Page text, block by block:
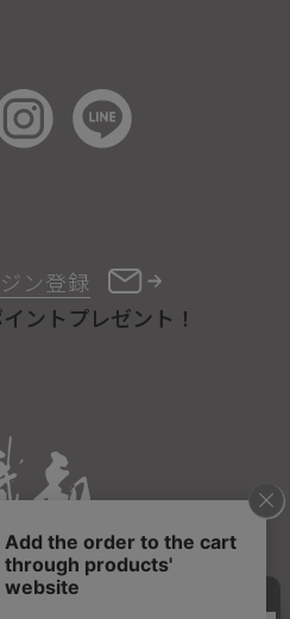
STORE
ン登録
ントプレゼント！